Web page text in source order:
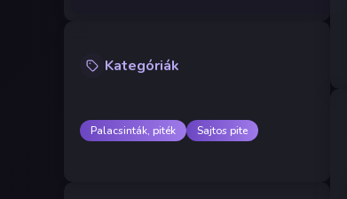
Kategóriák
Palacsinták, piték Sajtos pite